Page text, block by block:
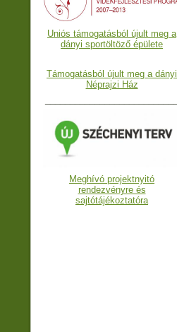
Uniós támogatásból újult meg a
dányi sportöltöző épülete
Támogatásból újult meg a dányi
Néprajzi Ház
Meghívó projektnyitó
rendezvényre és
sajtótájékoztatóra